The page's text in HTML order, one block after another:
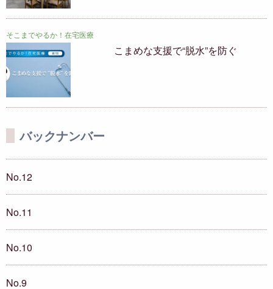
そこまでやるか！在宅医療
こまめな支援で“脱水”を防ぐ
バックナンバー
No.12
No.11
No.10
No.9